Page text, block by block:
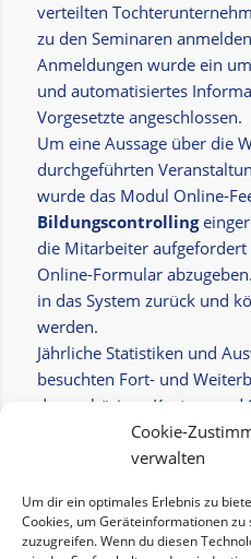
Cookie-
verwalten
Um dir ein optimales Erlebnis zu
Cookies, um Geräteinformationen
zuzugreifen. Wenn du diesen
verteilten
zu den Seminaren
Anmeldungen wurde ein
und automatisiertes
Vorgesetzte angeschlossen.
Um eine Aussage über die
durchgeführten
wurde das Modul Online-
Bildungscontrolling
die Mitarbeiter
Online-Formular
in das System zurück und
werden.
Jährliche Statistiken und
besuchten Fort- und
dazugehörigen Kosten- und
jetzt nur noch wenige Klicks.
„Durch das
Buchungen, die Abläufe